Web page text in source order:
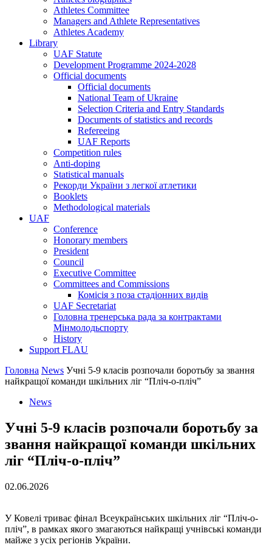
Athletes Committee
Managers and Athlete Representatives
Athletes Academy
Library
UAF Statute
Development Programme 2024-2028
Official documents
Official documents
National Team of Ukraine
Selection Criteria and Entry Standards
Documents of statistics and records
Refereeing
UAF Reports
Competition rules
Anti-doping
Statistical manuals
Рекорди України з легкої атлетики
Booklets
Methodological materials
UAF
Conference
Honorary members
President
Council
Executive Committee
Committees and Commissions
Комісія з поза стадіонних видів
UAF Secretariat
Головна тренерська рада за контрактами
Мінмолодьспорту
History
Support FLAU
Головна News Учні 5-9 класів розпочали боротьбу за звання
найкращої команди шкільних ліг “Пліч-о-пліч”
News
Учні 5-9 класів розпочали боротьбу за
звання найкращої команди шкільних
ліг “Пліч-о-пліч”
02.06.2026
У Ковелі триває фінал Всеукраїнських шкільних ліг “Пліч-о-
пліч”, в рамках якого змагаються найкращі учнівські команди
майже з усіх регіонів України.